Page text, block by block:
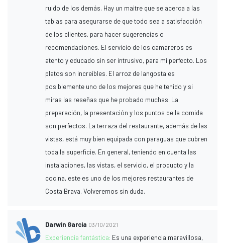
ruido de los demás. Hay un maitre que se acerca a las
tablas para asegurarse de que todo sea a satisfacción
de los clientes, para hacer sugerencias o
recomendaciones. El servicio de los camareros es
atento y educado sin ser intrusivo, para mí perfecto. Los
platos son increíbles. El arroz de langosta es
posiblemente uno de los mejores que he tenido y si
miras las reseñas que he probado muchas. La
preparación, la presentación y los puntos de la comida
son perfectos. La terraza del restaurante, además de las
vistas, está muy bien equipada con paraguas que cubren
toda la superficie. En general, teniendo en cuenta las
instalaciones, las vistas, el servicio, el producto y la
cocina, este es uno de los mejores restaurantes de
Costa Brava. Volveremos sin duda.
Darwin Garcia 03/10/2021
Experiencia fantástica: Es una experiencia maravillosa,